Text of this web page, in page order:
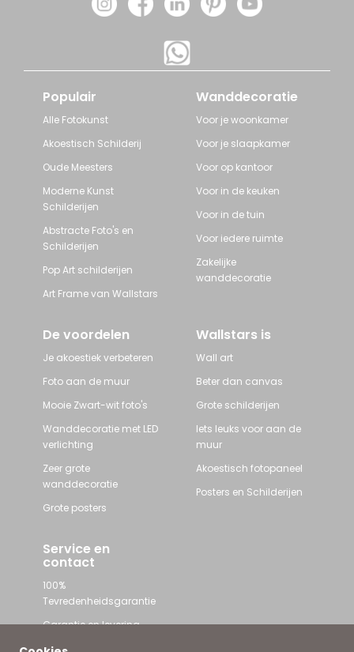
Populair
Alle Fotokunst
Akoestisch Schilderij
Oude Meesters
Moderne Kunst
Schilderijen
Abstracte Foto's en
Schilderijen
Pop Art schilderijen
Art Frame van Wallstars
Wanddecoratie
Voor je woonkamer
Voor je slaapkamer
Voor op kantoor
Voor in de keuken
Voor in de tuin
Voor iedere ruimte
Zakelijke
wanddecoratie
De voordelen
Je akoestiek verbeteren
Foto aan de muur
Mooie Zwart-wit foto's
Wanddecoratie met LED
verlichting
Zeer grote
wanddecoratie
Grote posters
Wallstars is
Wall art
Beter dan canvas
Grote schilderijen
Iets leuks voor aan de
muur
Akoestisch fotopaneel
Posters en Schilderijen
Service en
contact
100%
Tevredenheidsgarantie
Garantie en levering
Contact met Wallstars